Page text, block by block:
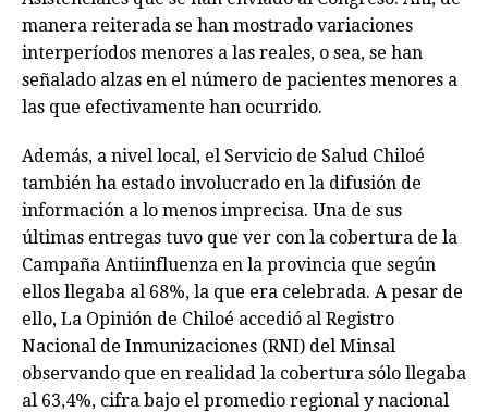
manera reiterada se han mostrado variaciones
interperíodos menores a las reales, o sea, se han
señalado alzas en el número de pacientes menores a
las que efectivamente han ocurrido.
Además, a nivel local, el Servicio de Salud Chiloé
también ha estado involucrado en la difusión de
información a lo menos imprecisa. Una de sus
últimas entregas tuvo que ver con la cobertura de la
Campaña Antiinfluenza en la provincia que según
ellos llegaba al 68%, la que era celebrada. A pesar de
ello, La Opinión de Chiloé accedió al Registro
Nacional de Inmunizaciones (RNI) del Minsal
observando que en realidad la cobertura sólo llegaba
al 63,4%, cifra bajo el promedio regional y nacional